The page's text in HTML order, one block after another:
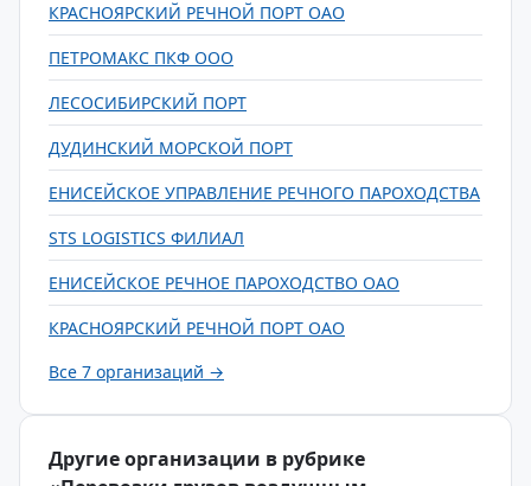
КРАСНОЯРСКИЙ РЕЧНОЙ ПОРТ ОАО
ПЕТРОМАКС ПКФ ООО
ЛЕСОСИБИРСКИЙ ПОРТ
ДУДИНСКИЙ МОРСКОЙ ПОРТ
ЕНИСЕЙСКОЕ УПРАВЛЕНИЕ РЕЧНОГО ПАРОХОДСТВА
STS LOGISTICS ФИЛИАЛ
ЕНИСЕЙСКОЕ РЕЧНОЕ ПАРОХОДСТВО ОАО
КРАСНОЯРСКИЙ РЕЧНОЙ ПОРТ ОАО
Все 7 организаций →
Другие организации в рубрике